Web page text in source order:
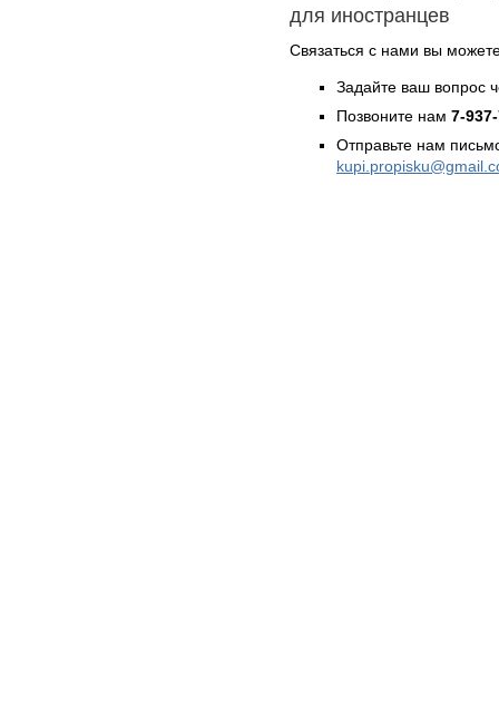
для иностранцев
Связаться с нами вы
Задайте ваш вопрос
Позвоните нам 7-
Отправьте нам